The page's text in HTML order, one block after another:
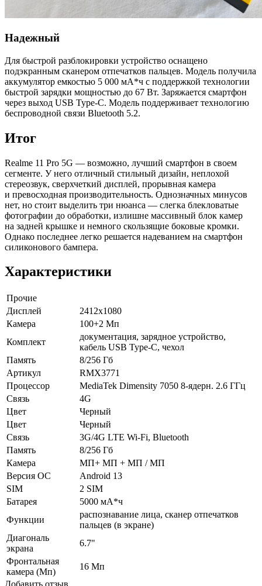
Надежный
Для быстрой разблокировки устройство оснащено
подэкранным сканером отпечатков пальцев. Модель получила
аккумулятор емкостью 5 000 мА*ч с поддержкой технологии
быстрой зарядки мощностью до 67 Вт. Заряжается смартфон
через выход USB Type-C. Модель поддерживает технологию
беспроводной связи Bluetooth 5.2.
Итог
Realme 11 Pro 5G — возможно, лучший смартфон в своем
сегменте. У него отличный стильный дизайн, неплохой
стереозвук, сверхчеткий дисплей, прорывная камера
и превосходная производительность. Однозначных минусов
нет, но стоит выделить три нюанса — слегка блекловатые
фотографии до обработки, излишне массивный блок камер
на задней крышке и немного скользящие боковые кромки.
Однако последнее легко решается надеванием на смартфон
силиконового бампера.
Характеристики
Прочие
Дисплей
2412x1080
Камера
100+2 Мп
Комплект
документация, зарядное устройство,
кабель USB Type-C, чехол
Память
8/256 Гб
Артикул
RMX3771
Процессор
MediaTek Dimensity 7050 8-ядерн. 2.6 ГГц
Связь
4G
Цвет
Черный
Цвет
Черный
Связь
3G/4G LTE Wi-Fi, Bluetooth
Память
8/256 Гб
Камера
МП+ МП + МП / МП
Версия ОС
Android 13
SIM
2 SIM
Батарея
5000 мА*ч
Функции
распознавание лица, сканер отпечатков
пальцев (в экране)
Диагональ
экрана
6.7"
Фронтальная
камера (Мп)
16 Мп